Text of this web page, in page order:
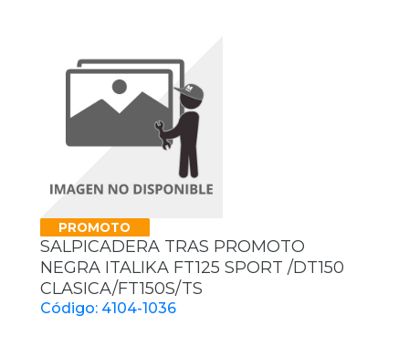
PROMOTO
SALPICADERA TRAS PROMOTO
NEGRA ITALIKA FT125 SPORT /DT150
CLASICA/FT150S/TS
Código: 4104-1036